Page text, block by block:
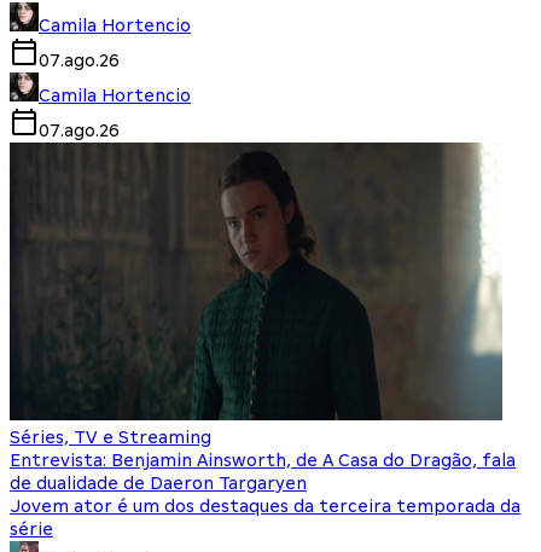
Camila Hortencio
07.ago.26
Camila Hortencio
07.ago.26
Séries, TV e Streaming
Entrevista: Benjamin Ainsworth, de A Casa do Dragão, fala
de dualidade de Daeron Targaryen
Jovem ator é um dos destaques da terceira temporada da
série